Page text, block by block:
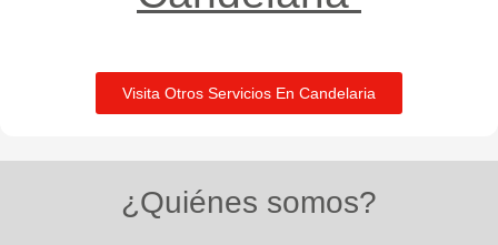
Visita Otros Servicios En Candelaria
¿Quiénes somos?